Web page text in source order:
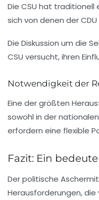
Die CSU hat traditionell
sich von denen der
Die Diskussion um die
CSU versucht, ihren
Notwendigkeit der
Eine der größten
sowohl in der
erfordern eine flexible
Fazit: Ein
Der politische
Herausforderungen,